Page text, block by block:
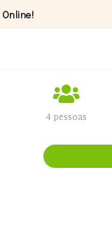
4 pessoas